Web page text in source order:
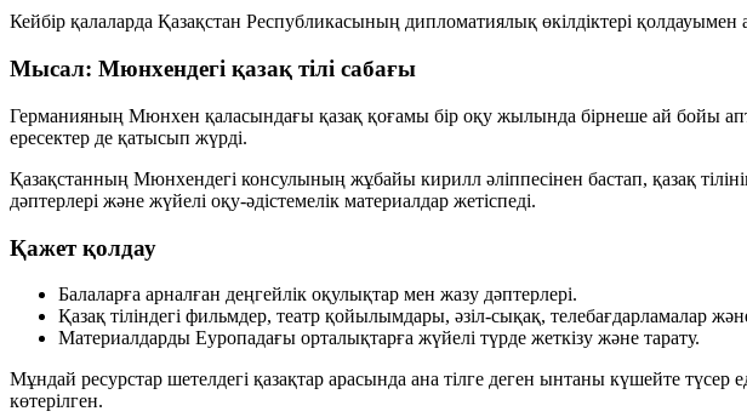
Кейбір қалаларда Қазақстан Республикасының дипломатиялық өкілдіктері қолдауымен
Мысал: Мюнхендегі қазақ тілі сабағы
Германияның Мюнхен қаласындағы қазақ қоғамы бір оқу жылында бірнеше ай бойы
ересектер де қатысып жүрді.
Қазақстанның Мюнхендегі консулының жұбайы кирилл әліппесінен бастап, қазақ
дәптерлері және жүйелі оқу-әдістемелік материалдар жетіспеді.
Қажет қолдау
Балаларға арналған деңгейлік оқулықтар мен жазу дәптерлері.
Қазақ тіліндегі фильмдер, театр қойылымдары, әзіл-сықақ, телебағдарламалар
Материалдарды Еуропадағы орталықтарға жүйелі түрде жеткізу және тарату.
Мұндай ресурстар шетелдегі қазақтар арасында ана тілге деген ынтаны күшейте
көтерілген.